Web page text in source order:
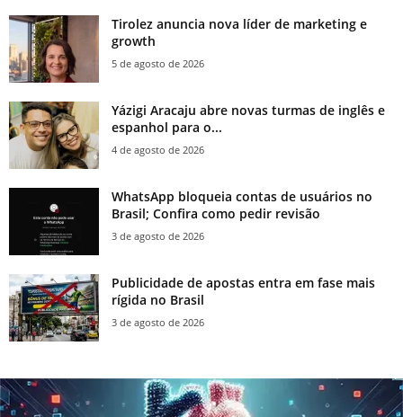
Tirolez anuncia nova líder de marketing e
growth
5 de agosto de 2026
Yázigi Aracaju abre novas turmas de inglês e
espanhol para o...
4 de agosto de 2026
WhatsApp bloqueia contas de usuários no
Brasil; Confira como pedir revisão
3 de agosto de 2026
Publicidade de apostas entra em fase mais
rígida no Brasil
3 de agosto de 2026